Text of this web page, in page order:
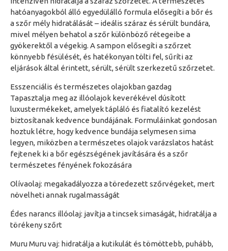
hatóanyagokból álló egyedülálló formula elősegíti a bőr és
a szőr mély hidratálását – ideális száraz és sérült bundára,
mivel mélyen behatol a szőr különböző rétegeibe a
gyökerektől a végekig. A sampon elősegíti a szőrzet
könnyebb fésülését, és hatékonyan tölti fel, sűríti az
eljárások által érintett, sérült, sérült szerkezetű szőrzetet.
Esszenciális és természetes olajokban gazdag
Tapasztalja meg az illóolajok keverékével dúsított
luxustermékeket, amelyek tápláló és fiatalító kezelést
biztosítanak kedvence bundájának. Formuláinkat gondosan
hoztuk létre, hogy kedvence bundája selymesen sima
legyen, miközben a természetes olajok varázslatos hatást
fejtenek ki a bőr egészségének javítására és a szőr
természetes fényének fokozására
Olívaolaj: megakadályozza a töredezett szőrvégeket, mert
növelheti annak rugalmasságát
Édes narancs illóolaj: javítja a tincsek simaságát, hidratálja a
törékeny szőrt
Muru Muru vaj: hidratálja a kutikulát és tömöttebb, puhább,